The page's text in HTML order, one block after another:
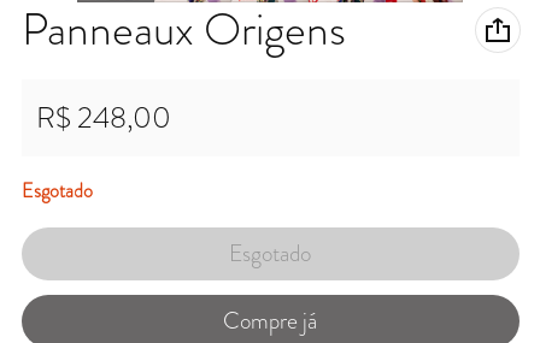
Panneaux Origens
Preço normal
R$ 248,00
Esgotado
Esgotado
Compre já